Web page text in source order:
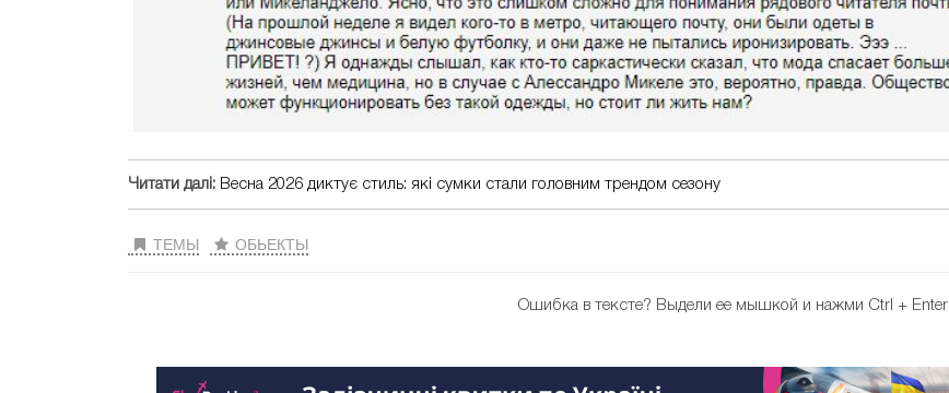
Читати далі: Весна 2026 диктує стиль: які сумки стали головним трендом сезону
ТЕМЫ ОБЬЕКТЫ
Ошибка в тексте? Выдели ее мышкой и нажми Ctrl + Enter